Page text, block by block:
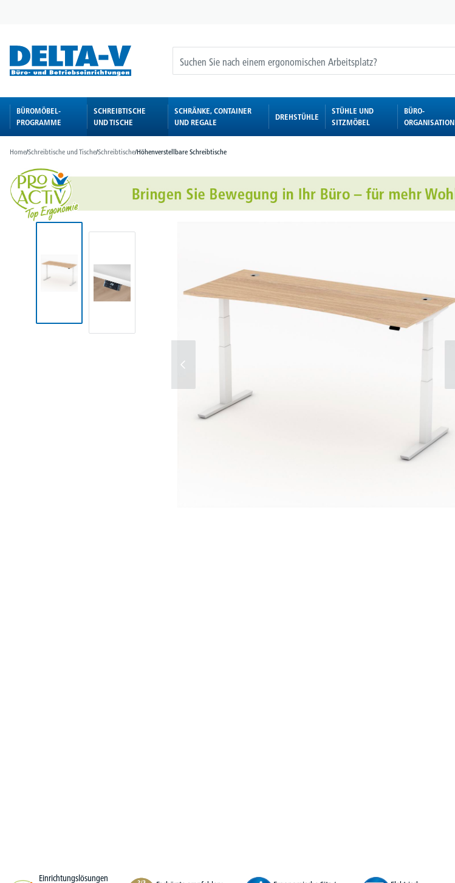
BÜROMÖBEL-
PROGRAMME
SCHREIBTISCHE
UND TISCHE
SCHRÄNKE, CONTAINER
UND REGALE
DREHSTÜHLE
STÜHLE UND
SITZMÖBEL
BÜRO-
ORGANISATION
Home/Schreibtische und Tische/Schreibtische/Höhenverstellbare Schreibtische
Einrichtungslösungen